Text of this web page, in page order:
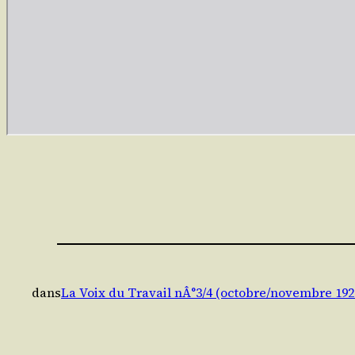
dansLa Voix du Travail nÂ°3/4 (octobre/novembre